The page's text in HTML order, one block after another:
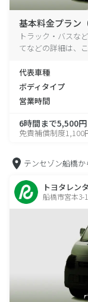
基本料金プラン
トラック・バスな
てなどの詳細は、
代表車種
ボディタイプ
営業時間
6時間まで5,500円
免責補償制度1,100
テンセゾン船橋か
トヨタレン
船橋市宮本3-